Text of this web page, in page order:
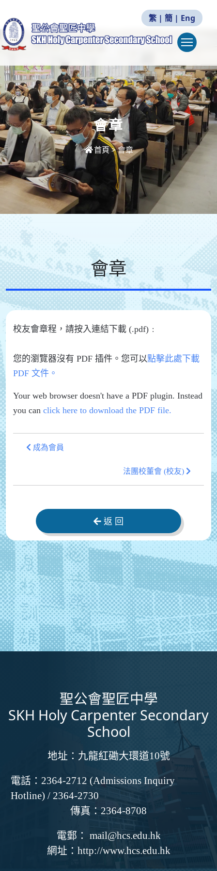
繁 | 簡 | Eng
會章
首頁>會章
會章
校友會章程，請按入連結下載 (.pdf)﹕
您的瀏覽器沒有 PDF 插件。您可以點擊此處下載
PDF 文件。
Your web browser doesn't have a PDF plugin. Instead
you can click here to download the PDF file.
成為會員
法團校董會 (校友)
返 回
聖公會聖匠中學
SKH Holy Carpenter Secondary
School
地址： 九龍紅磡大環道10號
電話： 2364-2712 (Admissions Inquiry
Hotline) / 2364-2730
傳真： 2364-8708
電郵： mail@hcs.edu.hk
網址： http://www.hcs.edu.hk